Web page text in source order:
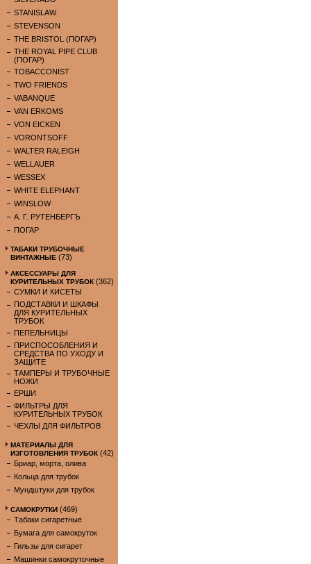
STANISLAW
STEVENSON
THE BRISTOL (ПОГАР)
THE ROYAL PIPE CLUB
(ПОГАР)
TOBACCONIST
TWO FRIENDS
VABANQUE
VAN ERKOMS
VON EICKEN
VORONTSOFF
WALTER RALEIGH
WELLAUER
WESSEX
WHITE ELEPHANT
WINSLOW
А. Г. РУТЕНБЕРГЪ
ПОГАР
ТАБАКИ ТРУБОЧНЫЕ
ВИНТАЖНЫЕ (73)
АКСЕССУАРЫ ДЛЯ
КУРИТЕЛЬНЫХ ТРУБОК (362)
СУМКИ И КИСЕТЫ
ПОДСТАВКИ И ШКАФЫ
ДЛЯ КУРИТЕЛЬНЫХ
ТРУБОК
ПЕПЕЛЬНИЦЫ
ПРИСПОСОБЛЕНИЯ И
СРЕДСТВА ПО УХОДУ И
ЗАЩИТЕ
ТАМПЕРЫ И ТРУБОЧНЫЕ
НОЖИ
ЕРШИ
ФИЛЬТРЫ ДЛЯ
КУРИТЕЛЬНЫХ ТРУБОК
ЧЕХЛЫ ДЛЯ ФИЛЬТРОВ
МАТЕРИАЛЫ ДЛЯ
ИЗГОТОВЛЕНИЯ ТРУБОК (42)
Бриар, морта, олива
Кольца для трубок
Мундштуки для трубок
САМОКРУТКИ (469)
Табаки сигаретные
Бумага для самокруток
Гильзы для сигарет
Машинки самокруточные